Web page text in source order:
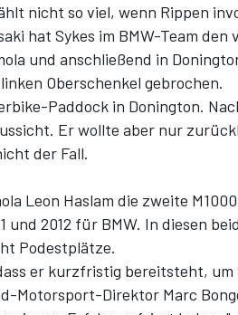
nicht so viel, wenn Rippen
hat Sykes im BMW-Team den
und anschließend in
Oberschenkel gebrochen.
Paddock in Donington.
Er wollte aber nur
der Fall.
Leon Haslam die zweite
2012 für BMW. In diesen
Podestplätze.
er kurzfristig bereitsteht,
Motorsport-Direktor Marc